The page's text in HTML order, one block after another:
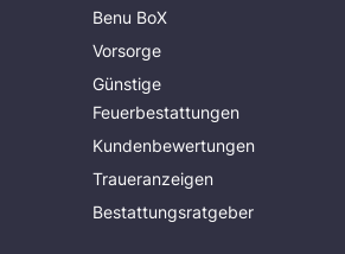
Benu BoX
Vorsorge
Günstige
Feuerbestattungen
Kundenbewertungen
Traueranzeigen
Bestattungsratgeber